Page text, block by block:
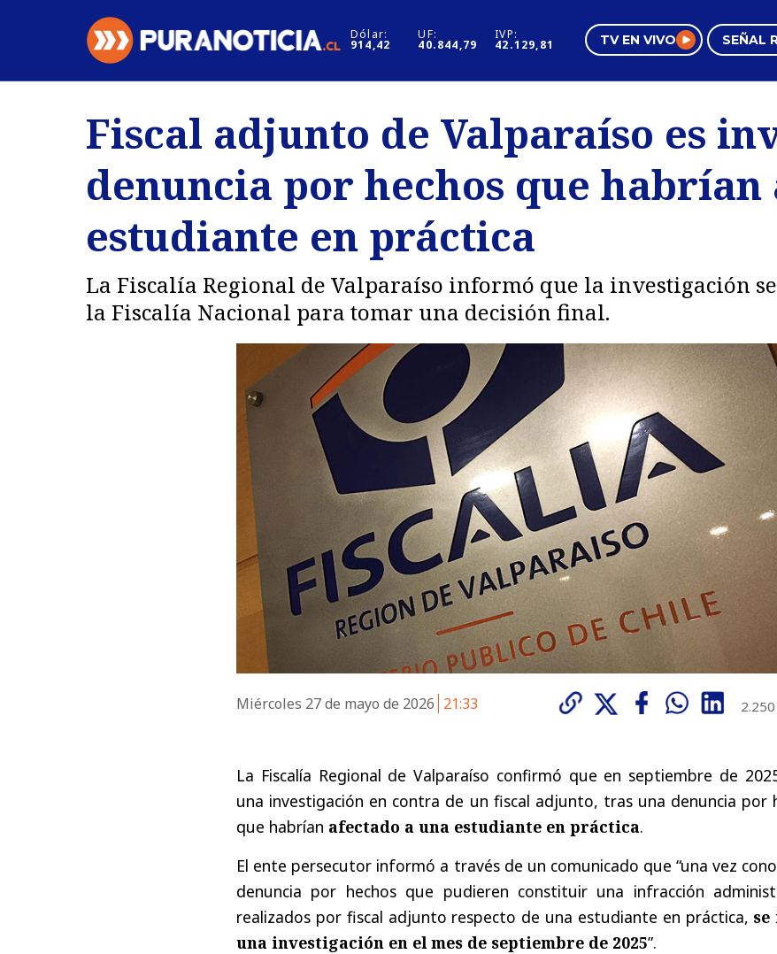
Dólar:
914,42
UF:
40.844,79
IVP:
42.129,81 TV EN VIVO SEÑAL
Regiones
Deportes
Internacional
Motores
Negocios
Pura Mujer
Fiscal adjunto de Valparaíso es
denuncia por hechos que habrían
estudiante en práctica
La Fiscalía Regional de Valparaíso informó que la investigación
la Fiscalía Nacional para tomar una decisión final.
Miércoles 27 de mayo de 2026 21:33 2.250
La Fiscalía Regional de Valparaíso confirmó que en septiembre de
una investigación en contra de un fiscal adjunto, tras una denuncia por
que habrían afectado a una estudiante en práctica.
El ente persecutor informó a través de un comunicado que “una vez
denuncia por hechos que pudieren constituir una infracción
realizados por fiscal adjunto respecto de una estudiante en práctica,
una investigación en el mes de septiembre de 2025”.